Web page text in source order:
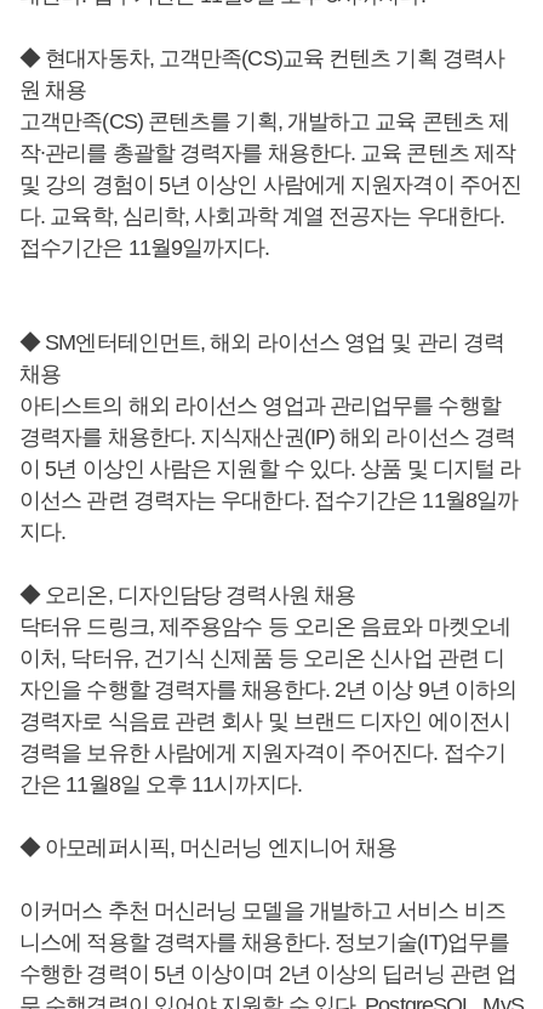
◆ 현대자동차, 고객만족(CS)교육 컨텐츠 기획 경력사
원 채용
고객만족(CS) 콘텐츠를 기획, 개발하고 교육 콘텐츠 제
작∙관리를 총괄할 경력자를 채용한다. 교육 콘텐츠 제작
및 강의 경험이 5년 이상인 사람에게 지원자격이 주어진
다. 교육학, 심리학, 사회과학 계열 전공자는 우대한다.
접수기간은 11월9일까지다.
◆ SM엔터테인먼트, 해외 라이선스 영업 및 관리 경력
채용
아티스트의 해외 라이선스 영업과 관리업무를 수행할
경력자를 채용한다. 지식재산권(IP) 해외 라이선스 경력
이 5년 이상인 사람은 지원할 수 있다. 상품 및 디지털 라
이선스 관련 경력자는 우대한다. 접수기간은 11월8일까
지다.
◆ 오리온, 디자인담당 경력사원 채용
닥터유 드링크, 제주용암수 등 오리온 음료와 마켓오네
이처, 닥터유, 건기식 신제품 등 오리온 신사업 관련 디
자인을 수행할 경력자를 채용한다. 2년 이상 9년 이하의
경력자로 식음료 관련 회사 및 브랜드 디자인 에이전시
경력을 보유한 사람에게 지원자격이 주어진다. 접수기
간은 11월8일 오후 11시까지다.
◆ 아모레퍼시픽, 머신러닝 엔지니어 채용
이커머스 추천 머신러닝 모델을 개발하고 서비스 비즈
니스에 적용할 경력자를 채용한다. 정보기술(IT)업무를
수행한 경력이 5년 이상이며 2년 이상의 딥러닝 관련 업